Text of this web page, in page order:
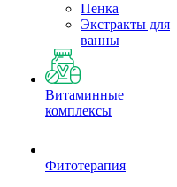
Пенка
Экстракты для
ванны
Витаминные
комплексы
Фитотерапия